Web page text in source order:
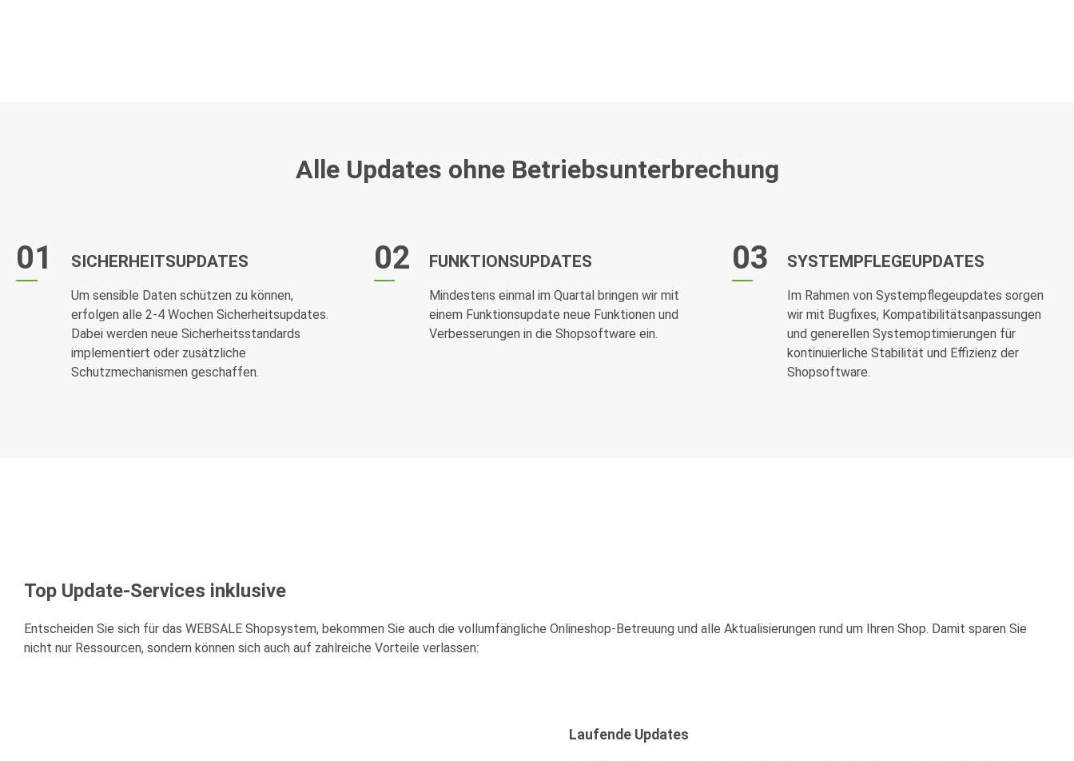
Alle Updates ohne Betriebsunterbrechung
01 SICHERHEITSUPDATES
Um sensible Daten schützen zu können,
erfolgen alle 2-4 Wochen Sicherheitsupdates.
Dabei werden neue Sicherheitsstandards
implementiert oder zusätzliche
Schutzmechanismen geschaffen.
02 FUNKTIONSUPDATES
Mindestens einmal im Quartal bringen wir mit
einem Funktionsupdate neue Funktionen und
Verbesserungen in die Shopsoftware ein.
03 SYSTEMPFLEGEUPDATES
Im Rahmen von Systempflegeupdates sorgen
wir mit Bugfixes, Kompatibilitätsanpassungen
und generellen Systemoptimierungen für
kontinuierliche Stabilität und Effizienz der
Shopsoftware.
Top Update-Services inklusive
Entscheiden Sie sich für das WEBSALE Shopsystem, bekommen Sie auch die vollumfängliche Onlineshop-Betreuung und alle Aktualisierungen rund um Ihren Shop. Damit sparen Sie
nicht nur Ressourcen, sondern können sich auch auf zahlreiche Vorteile verlassen:
Laufende Updates